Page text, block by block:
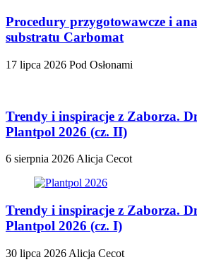
Procedury przygotowawcze i
substratu Carbomat
17 lipca 2026 Pod Osłonami
Trendy i inspiracje z Zaborza.
Plantpol 2026 (cz. II)
6 sierpnia 2026 Alicja Cecot
Trendy i inspiracje z Zaborza.
Plantpol 2026 (cz. I)
30 lipca 2026 Alicja Cecot